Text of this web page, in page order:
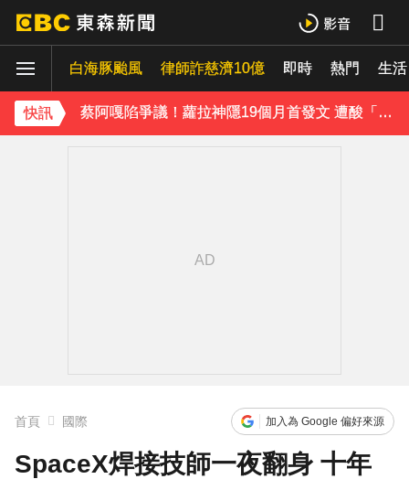
白海豚颱風 律師詐慈濟10億 即時 熱門 生活
快訊
蔡阿嘎陷爭議！蘿拉神隱19個月首發文 遭酸「詐騙集團回歸」回應了
肥大叔猝逝5天！原訂明直播說明突喊卡 團隊忍痛曝原因
首頁 國際 加入為 Google 偏好來源
SpaceX焊接技師一夜翻身 十年